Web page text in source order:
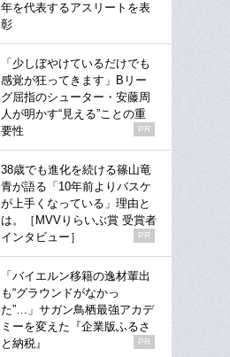
年を代表するアスリートを表
彰
「少しぼやけているだけでも
感覚が狂ってきます」Bリー
グ屈指のシューター・安藤周
人が明かす“見える”ことの重
要性
PR
38歳でも進化を続ける篠山竜
青が語る「10年前よりバスケ
が上手くなっている」理由と
は。［MVVりらいぶ賞 受賞者
インタビュー］
PR
「バイエルン移籍の逸材輩出
も“グラウンドがなかっ
た”…」サガン鳥栖最強アカデ
ミーを変えた『企業版ふるさ
と納税』
PR